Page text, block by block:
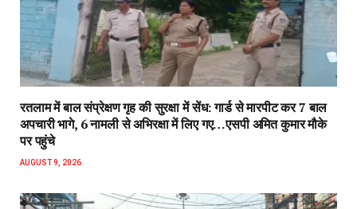
रतलाम में बाल संप्रेक्षण गृह की सुरक्षा में सेंध: गार्ड से मारपीट कर 7 बाल
अपचारी भागे, 6 नामली से अभिरक्षा में लिए गए…एसपी अमित कुमार मौके
पर पहुंचे
AUGUST 9, 2026